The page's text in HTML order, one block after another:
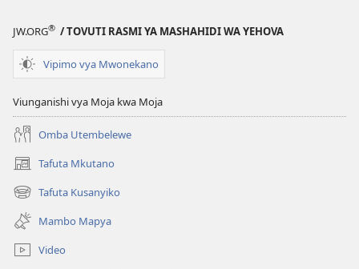
JW.ORG® / TOVUTI RASMI YA MASHAHIDI WA YEHOVA
Vipimo vya Mwonekano
Viunganishi vya Moja kwa Moja
Omba Utembelewe
Tafuta Mkutano
(opens
new
window)
Tafuta Kusanyiko
(opens
new
window)
Mambo Mapya
Video